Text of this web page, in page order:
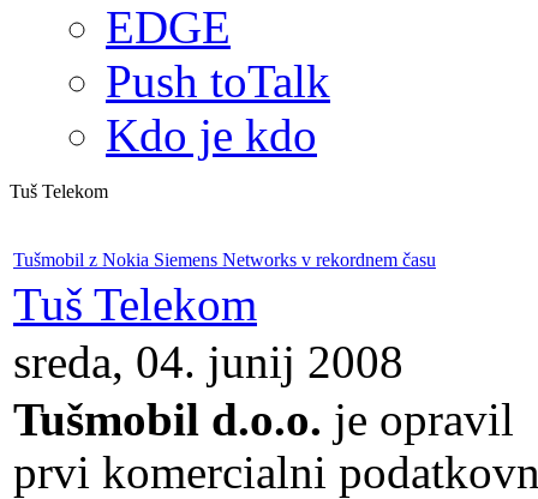
EDGE
Push toTalk
Kdo je kdo
Tuš Telekom
Tušmobil z Nokia Siemens Networks v rekordnem času
Tuš Telekom
sreda, 04. junij 2008
Tušmobil d.o.o. je opravil
prvi komercialni